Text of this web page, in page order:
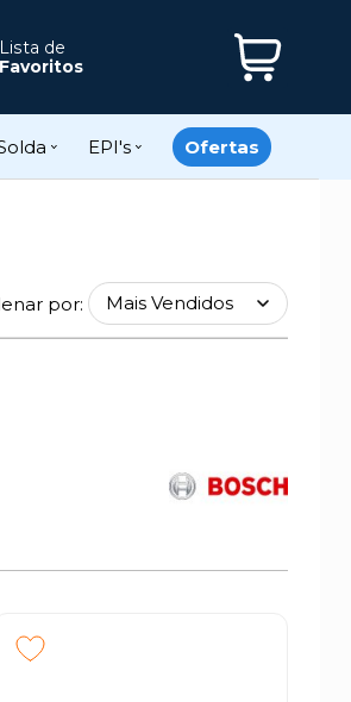
de
EPI's Ofertas
por: